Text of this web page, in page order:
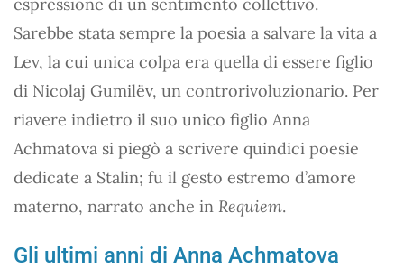
Sarebbe stata sempre la poesia a salvare la vita a
Lev, la cui unica colpa era quella di essere figlio
di Nicolaj Gumilëv, un controrivoluzionario. Per
riavere indietro il suo unico figlio Anna
Achmatova si piegò a scrivere quindici poesie
dedicate a Stalin; fu il gesto estremo d’amore
materno, narrato anche in Requiem.
Gli ultimi anni di Anna Achmatova